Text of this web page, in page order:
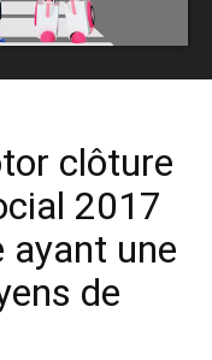
clôture
2017
ayant une
de